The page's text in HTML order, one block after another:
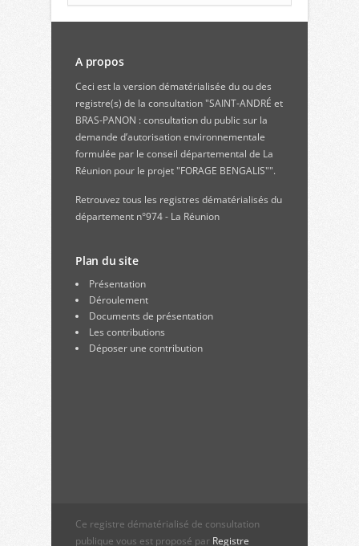
A propos
Ceci est la version dématérialisée du ou des
registre(s) de la consultation "SAINT-ANDRÉ et
BRAS-PANON : consultation du public sur la
demande d’autorisation environnementale
formulée par le conseil départemental de La
Réunion pour le projet "FORAGE BENGALIS"".
Retrouvez tous les registres dématérialisés du
département n°974 - La Réunion
Plan du site
Présentation
Déroulement
Documents de présentation
Les contributions
Déposer une contribution
Ce registre dématérialisé de consultation
publique vous est proposé par Registre